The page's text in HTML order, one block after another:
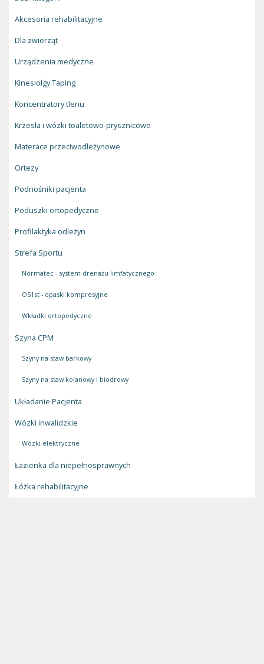
Akcesoria rehabilitacyjne
Dla zwierząt
Urządzenia medyczne
Kinesiolgy Taping
Koncentratory tlenu
Krzesła i wózki toaletowo-prysznicowe
Materace przeciwodleżynowe
Ortezy
Podnośniki pacjenta
Poduszki ortopedyczne
Profilaktyka odleżyn
Strefa Sportu
Normatec - system drenażu limfatycznego
OS1st - opaski kompresyjne
Wkładki ortopedyczne
Szyna CPM
Szyny na staw barkowy
Szyny na staw kolanowy i biodrowy
Układanie Pacjenta
Wózki inwalidzkie
Wózki elektryczne
Łazienka dla niepełnosprawnych
Łóżka rehabilitacyjne